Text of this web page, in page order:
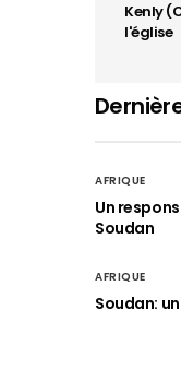
Kenly
l'église
AFRIQUE
Un
Soudan
AFRIQUE
Soudan: